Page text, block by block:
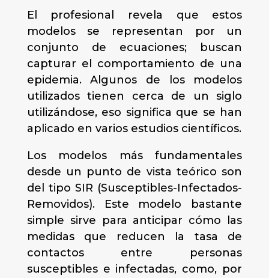
El profesional revela que estos
modelos se representan por un
conjunto de ecuaciones; buscan
capturar el comportamiento de una
epidemia. Algunos de los modelos
utilizados tienen cerca de un siglo
utilizándose, eso significa que se han
aplicado en varios estudios científicos.
Los modelos más fundamentales
desde un punto de vista teórico son
del tipo SIR (Susceptibles-Infectados-
Removidos). Este modelo bastante
simple sirve para anticipar cómo las
medidas que reducen la tasa de
contactos entre personas
susceptibles e infectadas, como, por